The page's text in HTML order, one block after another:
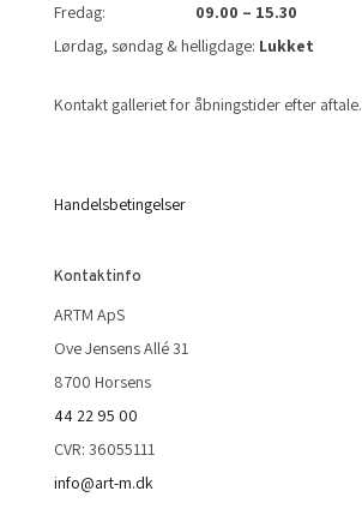
Fredag: 09.00 – 15.30
Lørdag, søndag & helligdage: Lukket
Kontakt galleriet for åbningstider efter aftale.
Handelsbetingelser
Kontaktinfo
ARTM ApS
Ove Jensens Allé 31
8700 Horsens
44 22 95 00
CVR: 36055111
info@art-m.dk